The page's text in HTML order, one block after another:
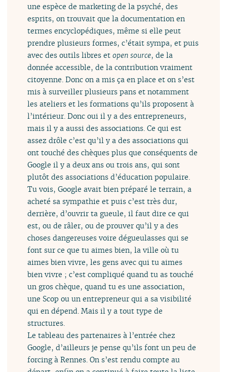
une espèce de marketing de la psyché, des
esprits, on trouvait que la documentation en
termes encyclopédiques, même si elle peut
prendre plusieurs formes, c’était sympa, et puis
avec des outils libres etopen source, de la
donnée accessible, de la contribution vraiment
citoyenne. Donc on a mis ça en place et on s’est
mis à surveiller plusieurs pans et notamment
les ateliers et les formations qu’ils proposent à
l’intérieur. Donc oui il y a des entrepreneurs,
mais il y a aussi des associations. Ce qui est
assez drôle c’est qu’il y a des associations qui
ont touché des chèques plus que conséquents de
Google il y a deux ans ou trois ans, qui sont
plutôt des associations d’éducation populaire.
Tu vois, Google avait bien préparé le terrain, a
acheté sa sympathie et puis c’est très dur,
derrière, d’ouvrir ta gueule, il faut dire ce qui
est, ou de râler, ou de prouver qu’il y a des
choses dangereuses voire dégueulasses qui se
font sur ce que tu aimes bien, la ville où tu
aimes bien vivre, les gens avec qui tu aimes
bien vivre ; c’est compliqué quand tu as touché
un gros chèque, quand tu es une association,
une Scop ou un entrepreneur qui a sa visibilité
qui en dépend. Mais il y a tout type de
structures.
Le tableau des partenaires à l’entrée chez
Google, d’ailleurs je pense qu’ils font un peu de
forcing à Rennes. On s’est rendu compte au